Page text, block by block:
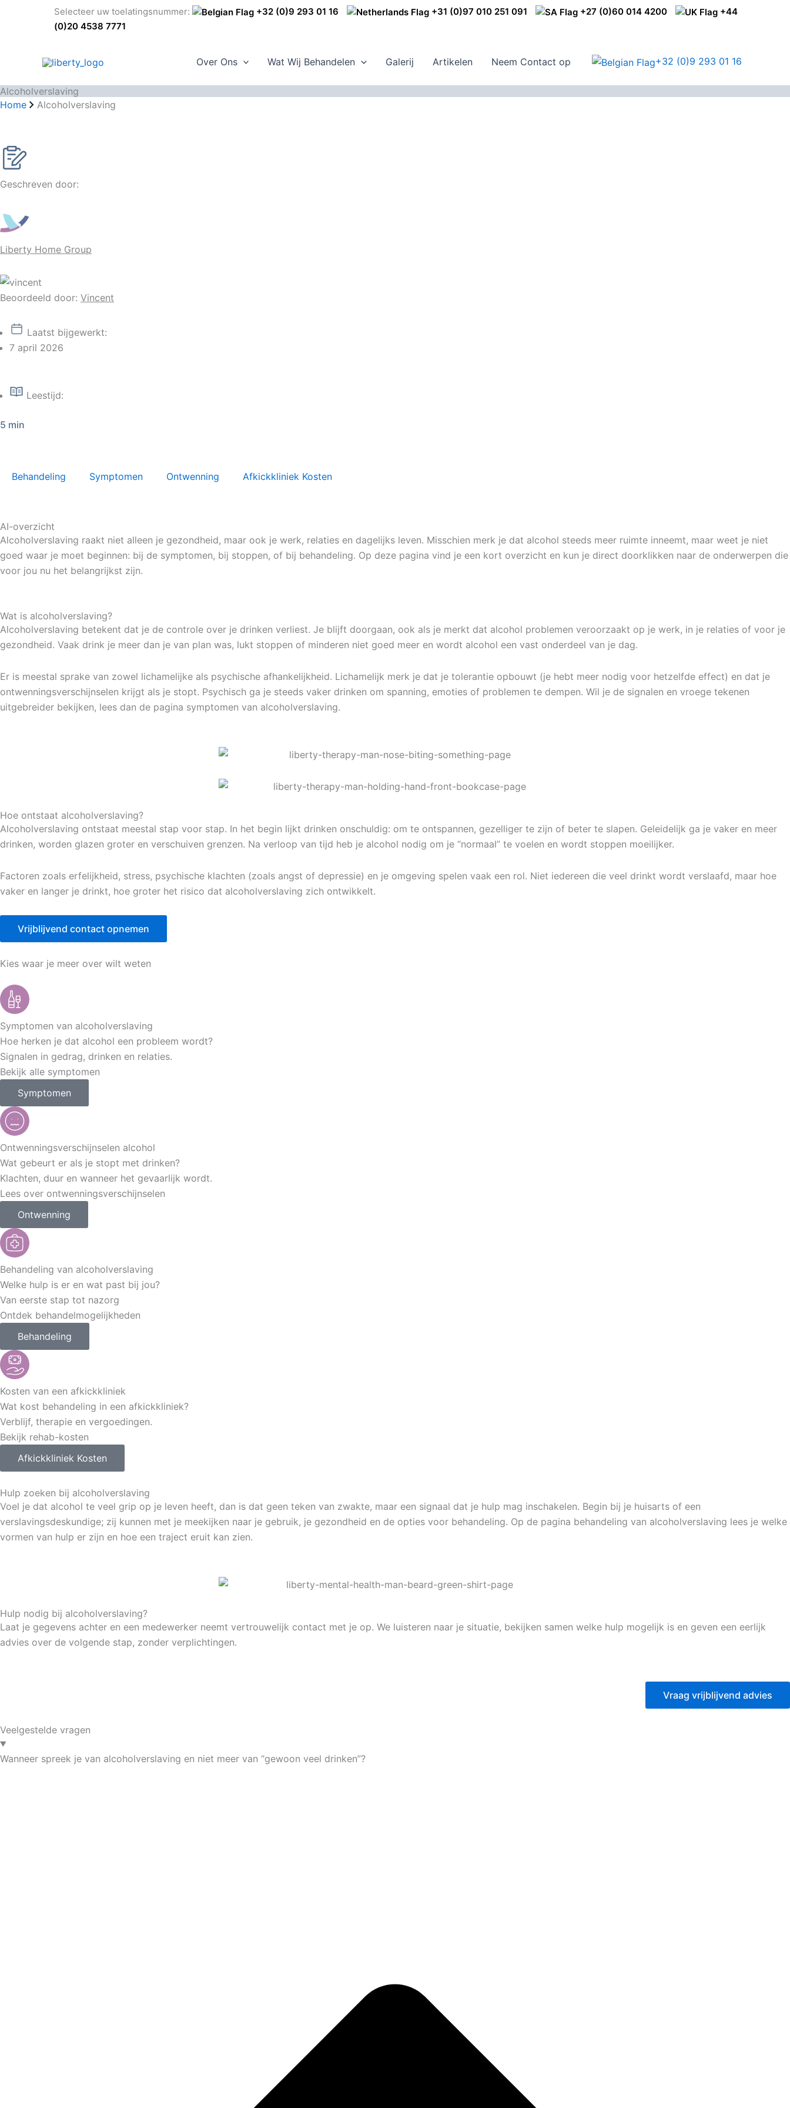
r
d
n
u
Selecteer uw toelatingsnummer: +32 (0)9 293 01 16 +31 (0)97 010 251 091 +27 (0)60 014 4200
+44
(0)20 4538 7771
Over Ons Wat Wij Behandelen Galerij Artikelen Neem Contact op +32 (0)9 293 01 16
Alcoholverslaving
Home
Alcoholverslaving
Geschreven door:
Liberty Home Group
Beoordeeld door: Vincent
Laatst bijgewerkt:
7 april 2026
Leestijd:
5 min
Behandeling Symptomen Ontwenning Afkickkliniek Kosten
AI-overzicht
Alcoholverslaving raakt niet alleen je gezondheid, maar ook je werk, relaties en dagelijks leven. Misschien merk je dat alcohol steeds meer ruimte inneemt, maar weet je niet
goed waar je moet beginnen: bij de symptomen, bij stoppen, of bij behandeling. Op deze pagina vind je een kort overzicht en kun je direct doorklikken naar de onderwerpen die
voor jou nu het belangrijkst zijn.
Wat is alcoholverslaving?
Alcoholverslaving betekent dat je de controle over je drinken verliest. Je blijft doorgaan, ook als je merkt dat alcohol problemen veroorzaakt op je werk, in je relaties of voor je
gezondheid. Vaak drink je meer dan je van plan was, lukt stoppen of minderen niet goed meer en wordt alcohol een vast onderdeel van je dag.
Er is meestal sprake van zowel lichamelijke als psychische afhankelijkheid. Lichamelijk merk je dat je tolerantie opbouwt (je hebt meer nodig voor hetzelfde effect) en dat je
ontwenningsverschijnselen krijgt als je stopt. Psychisch ga je steeds vaker drinken om spanning, emoties of problemen te dempen. Wil je de signalen en vroege tekenen
uitgebreider bekijken, lees dan de pagina symptomen van alcoholverslaving.
Hoe ontstaat alcoholverslaving?
Alcoholverslaving ontstaat meestal stap voor stap. In het begin lijkt drinken onschuldig: om te ontspannen, gezelliger te zijn of beter te slapen. Geleidelijk ga je vaker en meer
drinken, worden glazen groter en verschuiven grenzen. Na verloop van tijd heb je alcohol nodig om je “normaal” te voelen en wordt stoppen moeilijker.
Factoren zoals erfelijkheid, stress, psychische klachten (zoals angst of depressie) en je omgeving spelen vaak een rol. Niet iedereen die veel drinkt wordt verslaafd, maar hoe
vaker en langer je drinkt, hoe groter het risico dat alcoholverslaving zich ontwikkelt.
Vrijblijvend contact opnemen
Kies waar je meer over wilt weten
Symptomen van alcoholverslaving
Hoe herken je dat alcohol een probleem wordt?
Signalen in gedrag, drinken en relaties.
Bekijk alle symptomen
Symptomen
Ontwenningsverschijnselen alcohol
Wat gebeurt er als je stopt met drinken?
Klachten, duur en wanneer het gevaarlijk wordt.
Lees over ontwenningsverschijnselen
Ontwenning
Behandeling van alcoholverslaving
Welke hulp is er en wat past bij jou?
Van eerste stap tot nazorg
Ontdek behandelmogelijkheden
Behandeling
Kosten van een afkickkliniek
Wat kost behandeling in een afkickkliniek?
Verblijf, therapie en vergoedingen.
Bekijk rehab-kosten
Afkickkliniek Kosten
Hulp zoeken bij alcoholverslaving
Voel je dat alcohol te veel grip op je leven heeft, dan is dat geen teken van zwakte, maar een signaal dat je hulp mag inschakelen. Begin bij je huisarts of een
verslavingsdeskundige; zij kunnen met je meekijken naar je gebruik, je gezondheid en de opties voor behandeling. Op de pagina behandeling van alcoholverslaving lees je welke
vormen van hulp er zijn en hoe een traject eruit kan zien.
Hulp nodig bij alcoholverslaving?
Laat je gegevens achter en een medewerker neemt vertrouwelijk contact met je op. We luisteren naar je situatie, bekijken samen welke hulp mogelijk is en geven een eerlijk
advies over de volgende stap, zonder verplichtingen.
Vraag vrijblijvend advies
Veelgestelde vragen
Wanneer spreek je van alcoholverslaving en niet meer van “gewoon veel drinken”?